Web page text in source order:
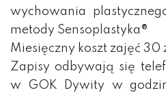
wychowania
metody Sensoplastyka®
Miesięczny koszt zajęć 30
Zapisy odbywają się
w GOK Dywity w